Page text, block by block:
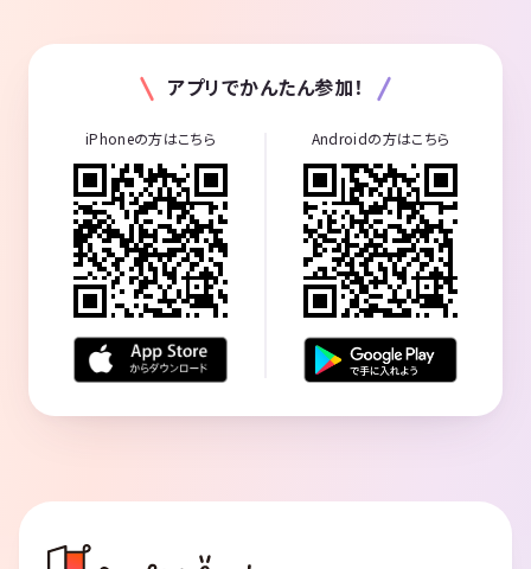
アプリでかんたん参加！
iPhoneの方はこちら Androidの方はこちら